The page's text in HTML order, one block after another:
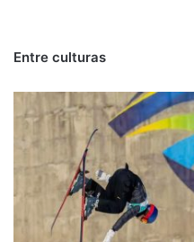
Entre culturas